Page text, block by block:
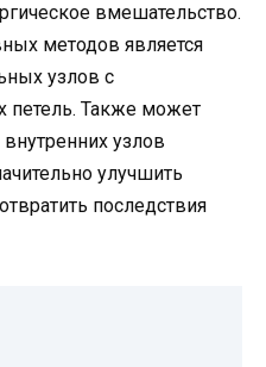
вмешательство.
методов является
узлов с
петель. Также может
узлов
улучшить
последствия